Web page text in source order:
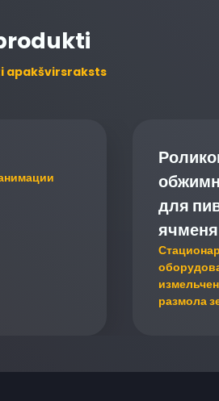
apakšvirsraksts
для
размола